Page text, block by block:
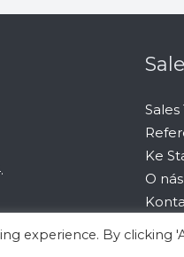
Ke
O nás
experience. By clicking